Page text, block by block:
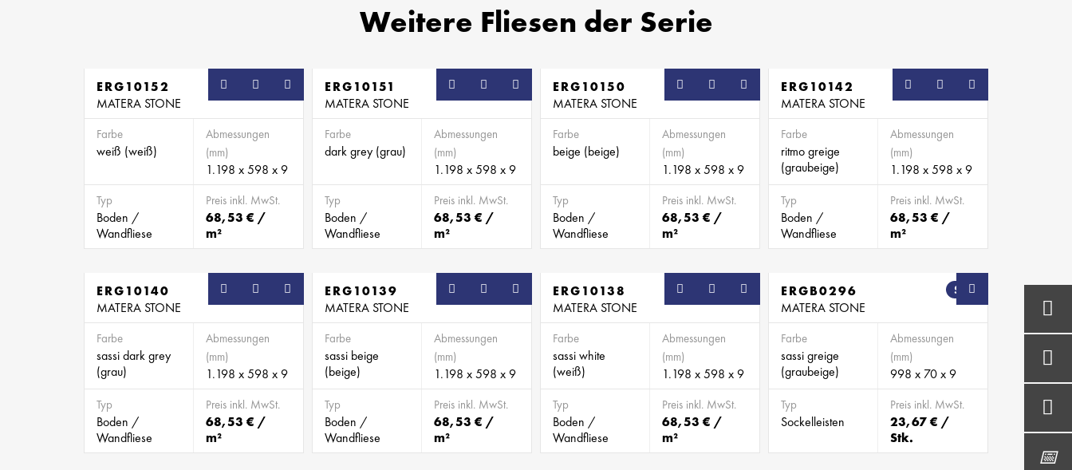
Weitere Fliesen der Serie
ERG10152
MATERA STONE
Farbe
weiß (weiß)
Abmessungen
(mm)
1.198 x 598 x 9
Typ
Boden /
Wandfliese
Preis inkl. MwSt.
68,53 € /
m²
ERG10151
MATERA STONE
Farbe
dark grey (grau)
Abmessungen
(mm)
1.198 x 598 x 9
Typ
Boden /
Wandfliese
Preis inkl. MwSt.
68,53 € /
m²
ERG10150
MATERA STONE
Farbe
beige (beige)
Abmessungen
(mm)
1.198 x 598 x 9
Typ
Boden /
Wandfliese
Preis inkl. MwSt.
68,53 € /
m²
ERG10142
MATERA STONE
Farbe
ritmo greige
(graubeige)
Abmessungen
(mm)
1.198 x 598 x 9
Typ
Boden /
Wandfliese
Preis inkl. MwSt.
68,53 € /
m²
ERG10140
MATERA STONE
Farbe
sassi dark grey
(grau)
Abmessungen
(mm)
1.198 x 598 x 9
Typ
Boden /
Wandfliese
Preis inkl. MwSt.
68,53 € /
m²
ERG10139
MATERA STONE
Farbe
sassi beige
(beige)
Abmessungen
(mm)
1.198 x 598 x 9
Typ
Boden /
Wandfliese
Preis inkl. MwSt.
68,53 € /
m²
ERG10138
MATERA STONE
Farbe
sassi white
(weiß)
Abmessungen
(mm)
1.198 x 598 x 9
Typ
Boden /
Wandfliese
Preis inkl. MwSt.
68,53 € /
m²
SB
ERGB0296
MATERA STONE
Farbe
sassi greige
(graubeige)
Abmessungen
(mm)
998 x 70 x 9
Typ
Sockelleisten
Preis inkl. MwSt.
23,67 € /
Stk.